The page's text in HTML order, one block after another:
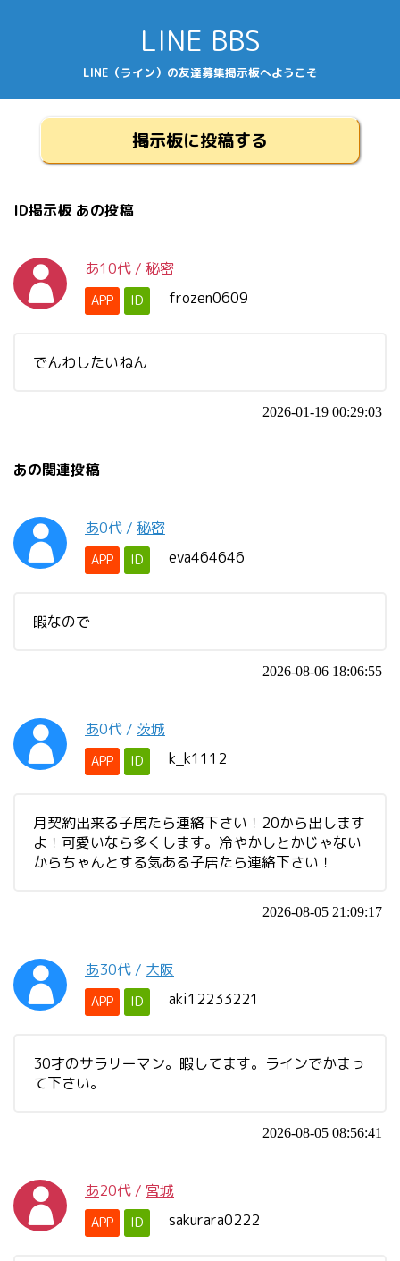
LINE BBS
LINE（ライン）の友達募集掲示板へようこそ
掲示板に投稿する
ID掲示板 あの投稿
あ10代 / 秘密
APP ID frozen0609
でんわしたいねん
2026-01-19 00:29:03
あの関連投稿
あ0代 / 秘密
APP ID eva464646
暇なので
2026-08-06 18:06:55
あ0代 / 茨城
APP ID k_k1112
月契約出来る子居たら連絡下さい！20から出します
よ！可愛いなら多くします。冷やかしとかじゃない
からちゃんとする気ある子居たら連絡下さい！
2026-08-05 21:09:17
あ30代 / 大阪
APP ID aki12233221
30才のサラリーマン。暇してます。ラインでかまっ
て下さい。
2026-08-05 08:56:41
あ20代 / 宮城
APP ID sakurara0222